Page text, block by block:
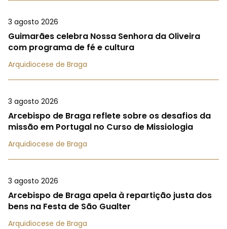
3 agosto 2026
Guimarães celebra Nossa Senhora da Oliveira
com programa de fé e cultura
Arquidiocese de Braga
3 agosto 2026
Arcebispo de Braga reflete sobre os desafios da
missão em Portugal no Curso de Missiologia
Arquidiocese de Braga
3 agosto 2026
Arcebispo de Braga apela à repartição justa dos
bens na Festa de São Gualter
Arquidiocese de Braga